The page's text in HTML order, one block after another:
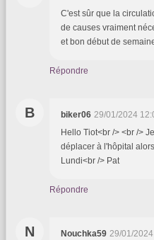
C'est sûr que la
de causes vraiment
et bon début de
Répondre
B biker06 29/01/2024
Hello Tiot<br /> <br />
déplacer à l'hôpital
Lundi<br /> Pat
Répondre
N Nouchka59 29/01/